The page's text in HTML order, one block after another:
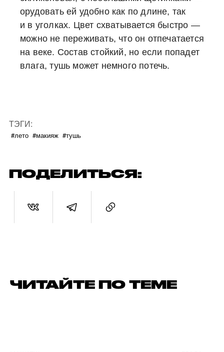
орудовать ей удобно как по длине, так
и в уголках. Цвет схватывается быстро —
можно не переживать, что он отпечатается
на веке. Состав стойкий, но если попадет
влага, тушь может немного потечь.
ТЭГИ:
#лето #макияж #тушь
ПОДЕЛИТЬСЯ:
ЧИТАЙТЕ ПО ТЕМЕ